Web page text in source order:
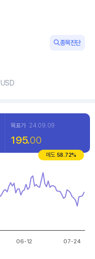
종목진단
목표가 24.09.09
195.00
매도 58.72%
Data ranges from 316.5
06-12 07-24